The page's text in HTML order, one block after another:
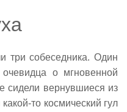
три собеседника. Один
о мгновенной
сидели вернувшиеся из
то космический гул